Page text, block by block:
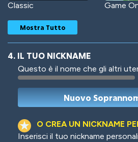
Classic Game
Woof Jungle
Mostra Tutto
4. IL TUO NICKNAME
Questo è il nome che gli altri
O CREA UN NICKNAME
Inserisci il tuo nickname